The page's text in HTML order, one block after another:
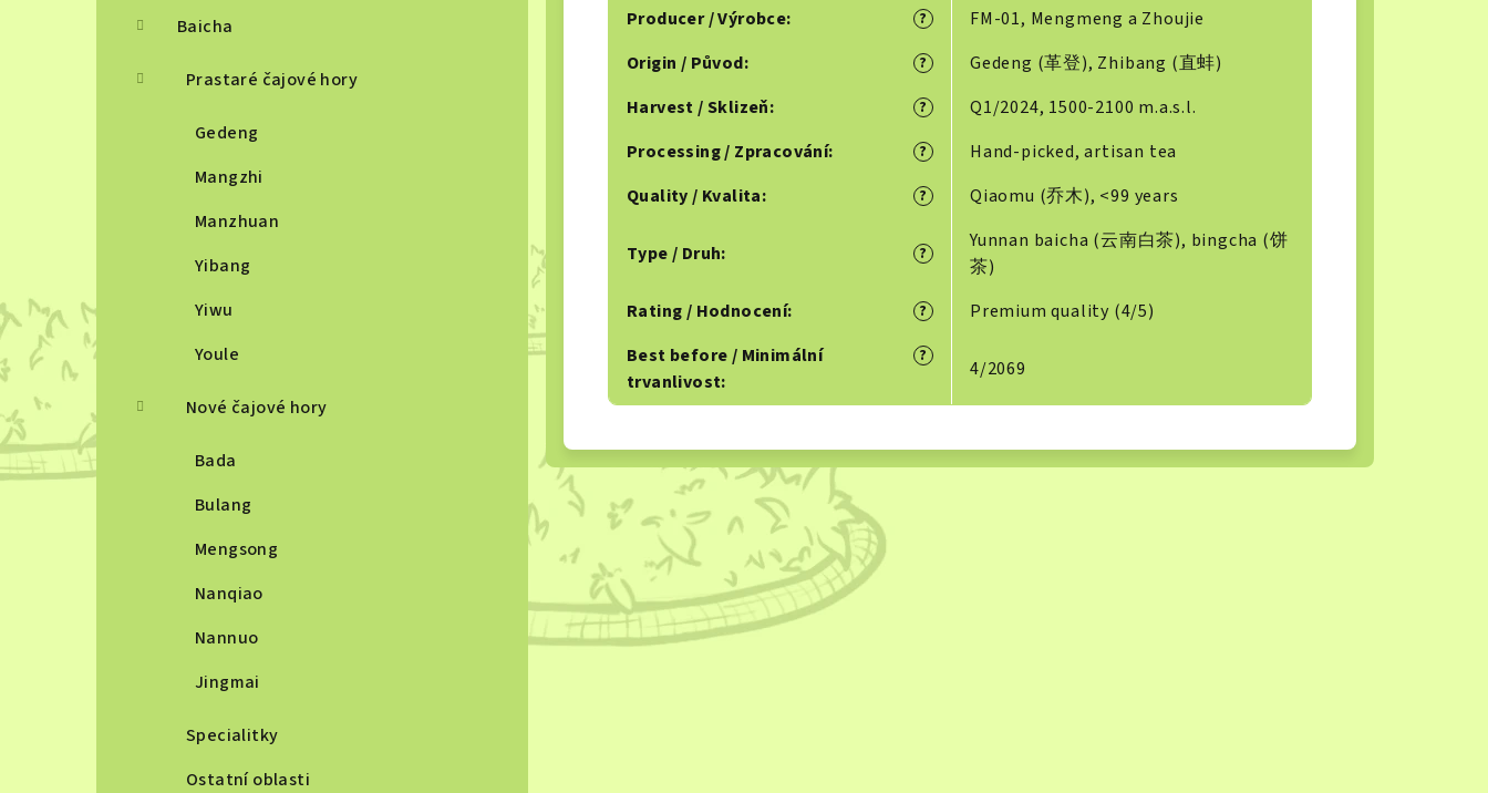
Baicha
Prastaré čajové hory
Gedeng
Mangzhi
Manzhuan
Yibang
Yiwu
Youle
Nové čajové hory
Bada
Bulang
Mengsong
Nanqiao
Nannuo
Jingmai
Specialitky
Ostatní oblasti
?
Producer / Výrobce: FM-01, Mengmeng a Zhoujie
?
Origin / Původ: Gedeng (革登), Zhibang (直蚌)
?
Harvest / Sklizeň: Q1/2024, 1500-2100 m.a.s.l.
?
Processing / Zpracování: Hand-picked, artisan tea
?
Quality / Kvalita: Qiaomu (乔木), <99 years
?
Type / Druh:
Yunnan baicha (云南白茶), bingcha (饼
茶)
?
Rating / Hodnocení: Premium quality (4/5)
?
Best before / Minimální
trvanlivost:
4/2069